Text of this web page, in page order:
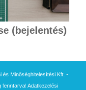
(bejelentés)
és Minőséghitelesítési Kft. -
fenntarva! Adatkezelési